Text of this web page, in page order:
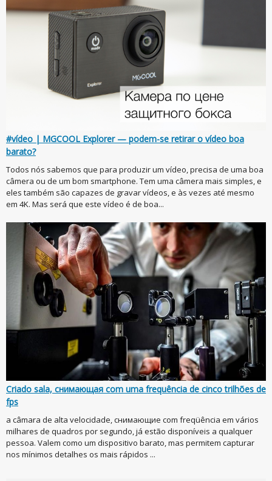
#vídeo | MGCOOL Explorer — podem-se retirar o vídeo boa
barato?
Todos nós sabemos que para produzir um vídeo, precisa de uma boa
câmera ou de um bom smartphone. Tem uma câmera mais simples, e
eles também são capazes de gravar vídeos, e às vezes até mesmo
em 4K. Mas será que este vídeo é de boa...
Criado sala, снимающая com uma frequência de cinco trilhões de
fps
a câmara de alta velocidade, снимающие com freqüência em vários
milhares de quadros por segundo, já estão disponíveis a qualquer
pessoa. Valem como um dispositivo barato, mas permitem capturar
nos mínimos detalhes os mais rápidos ...